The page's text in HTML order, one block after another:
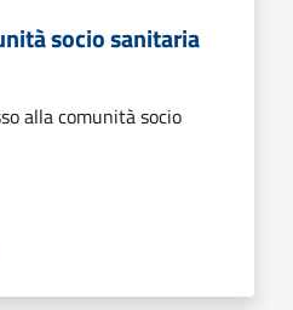
socio sanitaria
alla comunità socio